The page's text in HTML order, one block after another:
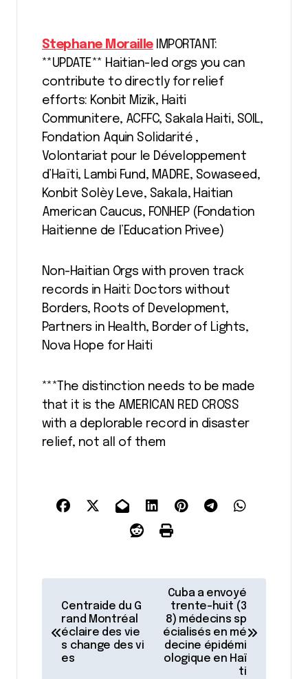
Stephane MorailleIMPORTANT:
**UPDATE** Haitian-led orgs you can
contribute to directly for relief
efforts: Konbit Mizik, Haiti
Communitere, ACFFC, Sakala Haiti, SOIL,
Fondation Aquin Solidarité ,
Volontariat pour le Développement
d’Haïti, Lambi Fund, MADRE, Sowaseed,
Konbit Solèy Leve, Sakala, Haitian
American Caucus, FONHEP (Fondation
Haitienne de l’Education Privee)
Non-Haitian Orgs with proven track
records in Haiti: Doctors without
Borders, Roots of Development,
Partners in Health, Border of Lights,
Nova Hope for Haiti
***The distinction needs to be made
that it is the AMERICAN RED CROSS
with a deplorable record in disaster
relief, not all of them
v
Centraide du G
rand Montréal
éclaire des vie
s change des vi
es
Cuba a envoyé
trente-huit (3
8) médecins sp
écialisés en mé
decine épidémi
ologique en Haï
ti